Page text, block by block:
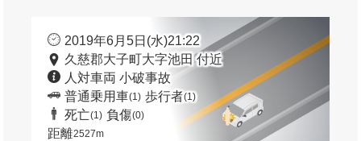
2019年6月5日(水)21:22
久慈郡大子町大字池田 付近
人対車両 小破事故
普通乗用車(1) 歩行者(1)
死亡(1) 負傷(0)
距離2527m